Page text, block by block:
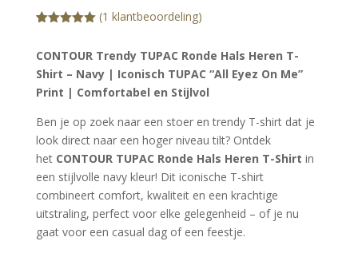
gebaseerd
op
klantbeoorde
ling
(1 klantbeoordeling)
CONTOUR Trendy TUPAC Ronde Hals Heren T-
Shirt – Navy | Iconisch TUPAC “All Eyez On Me”
Print | Comfortabel en Stijlvol
Ben je op zoek naar een stoer en trendy T-shirt dat je
look direct naar een hoger niveau tilt? Ontdek
het CONTOUR TUPAC Ronde Hals Heren T-Shirt in
een stijlvolle navy kleur! Dit iconische T-shirt
combineert comfort, kwaliteit en een krachtige
uitstraling, perfect voor elke gelegenheid – of je nu
gaat voor een casual dag of een feestje.